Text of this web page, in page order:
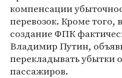
компенсации
перевозок. Кроме того,
создание ФПК
Владимир Путин,
перекладывать убытки
пассажиров.